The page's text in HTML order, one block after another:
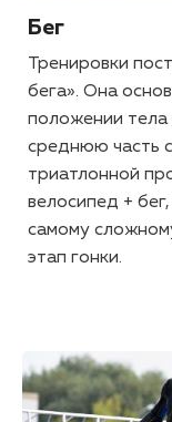
Бег
Тренировки
бега». Она
положении тела
среднюю часть
триатлонной
велосипед +
самому
этап гонки.